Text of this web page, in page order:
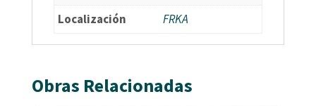
Localización
FRKA
Obras Relacionadas